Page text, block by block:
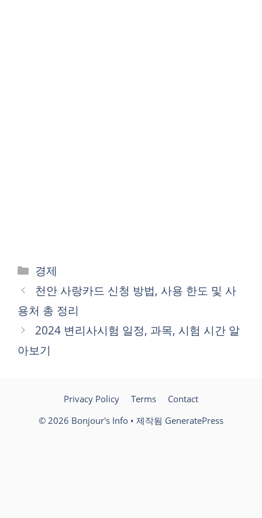
카
테
고
리
경제
천안 사랑카드 신청 방법, 사용 한도 및 사
용처 총 정리
2024 변리사시험 일정, 과목, 시험 시간 알
아보기
Privacy Policy Terms
Contact
© 2026 Bonjour's Info • 제작됨 GeneratePress